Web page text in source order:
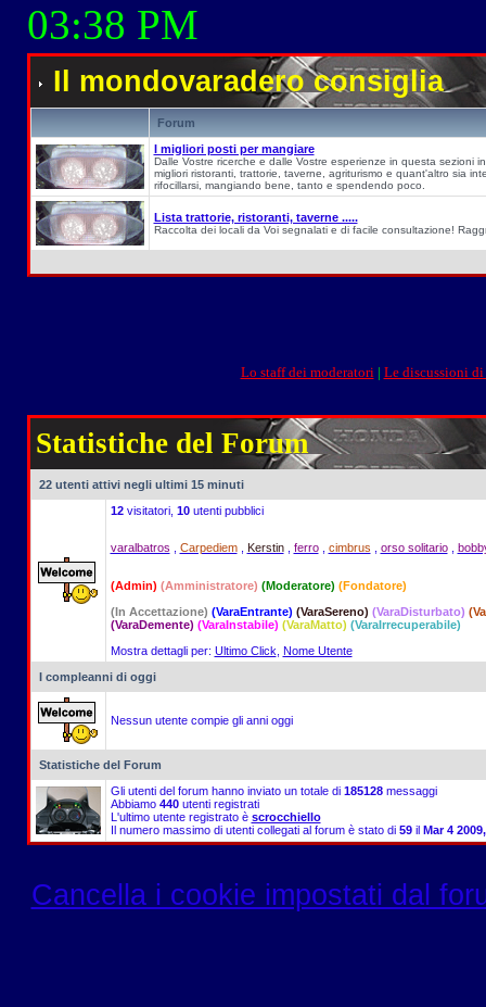
03:38 PM
Il mondovaradero consiglia
Forum
I migliori posti per mangiare
Dalle Vostre ricerche e dalle Vostre esperienze in questa sezioni
migliori ristoranti, trattorie, taverne, agriturismo e quant'altro sia
rifocillarsi, mangiando bene, tanto e spendendo poco.
Lista trattorie, ristoranti, taverne .....
Raccolta dei locali da Voi segnalati e di facile consultazione!
Lo staff dei moderatori | Le discussioni
Statistiche del Forum
22 utenti attivi negli ultimi 15 minuti
12visitatori, 10utenti pubblici
varalbatros Carpediem, Kerstin, ferro, cimbrus orso solitario,
(Admin) (Amministratore) (Moderatore) (Fondatore)
(In Accettazione) (VaraEntrante) (VaraSereno) (VaraDisturbato)
(VaraDemente) (VaraInstabile) (VaraMatto) (VaraIrrecuperabile)
Mostra dettagli per: Ultimo Click Nome Utente
I compleanni di oggi
Nessun utente compie gli anni oggi
Statistiche del Forum
Gli utenti del forum hanno inviato un totale di 185128messaggi
Abbiamo 440utenti registrati
L'ultimo utente registrato è scrocchiello
Il numero massimo di utenti collegati al forum è stato di 59il Mar 4
Cancella i cookie impostati dal